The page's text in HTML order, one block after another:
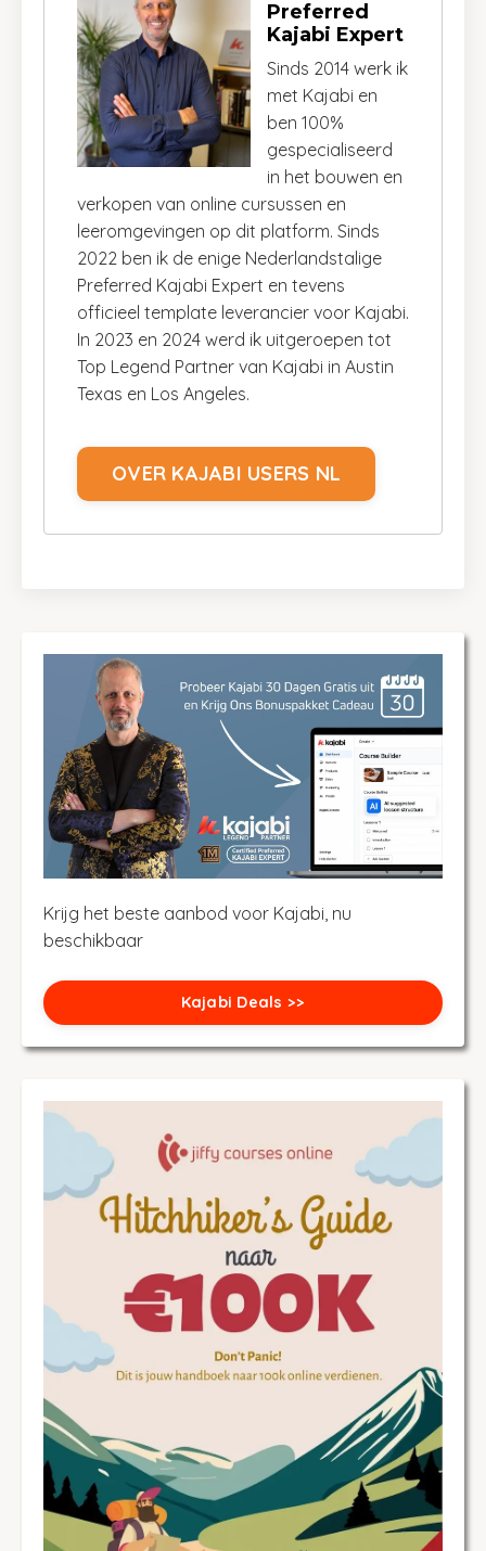
Preferred
Kajabi Expert
Sinds 2014 werk ik
met Kajabi en
ben 100%
gespecialiseerd
in het bouwen en
verkopen van online cursussen en
leeromgevingen op dit platform. Sinds
2022 ben ik de enige Nederlandstalige
Preferred Kajabi Expert en tevens
officieel template leverancier voor Kajabi.
In 2023 en 2024 werd ik uitgeroepen tot
Top Legend Partner van Kajabi in Austin
Texas en Los Angeles.
OVER KAJABI USERS NL
Krijg het beste aanbod voor Kajabi, nu
beschikbaar
Kajabi Deals >>